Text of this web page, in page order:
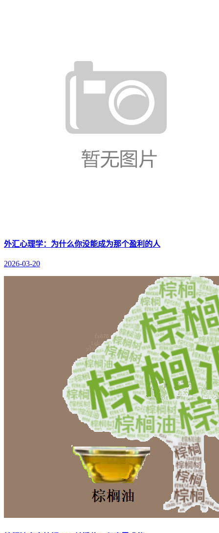
外汇心理学：为什么你没能成为那个盈利的人
2026-03-20